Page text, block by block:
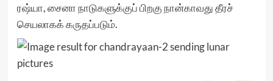
ரஷ்யா, சைனா நாடுகளுக்குப் பிறகு நான்காவது தீரச்
செயலாகக் கருதப்படும்.